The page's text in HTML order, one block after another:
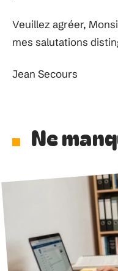
Veuillez agréer,
mes salutations
Jean Secours
Ne